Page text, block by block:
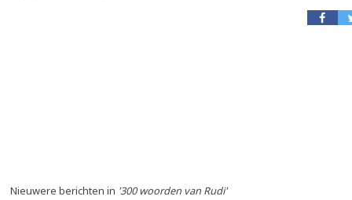
Nieuwere berichten in '300 woorden van Rudi'